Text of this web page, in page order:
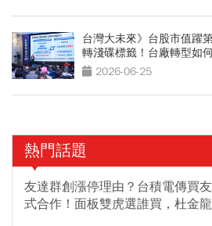
台灣大未來》台股市值躍
轉淺碟標籤！台廠轉型如
3策略2026-06-25
熱門話題
友達群創漲停理由？台積電傳買
式合作！面板雙虎選誰買，杜金